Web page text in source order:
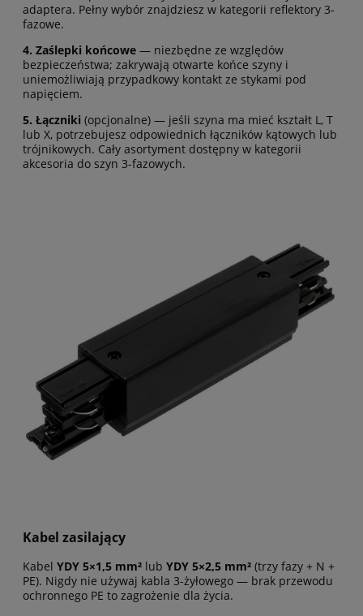
adaptera. Pełny wybór znajdziesz w kategorii reflektory 3-
fazowe.
4. Zaślepki końcowe — niezbędne ze względów
bezpieczeństwa; zakrywają otwarte końce szyny i
uniemożliwiają przypadkowy kontakt ze stykami pod
napięciem.
5. Łączniki (opcjonalne) — jeśli szyna ma mieć kształt L, T
lub X, potrzebujesz odpowiednich łączników kątowych lub
trójnikowych. Cały asortyment dostępny w kategorii
akcesoria do szyn 3-fazowych.
Kabel zasilający
Kabel YDY 5×1,5 mm² lub YDY 5×2,5 mm² (trzy fazy + N +
PE). Nigdy nie używaj kabla 3-żyłowego — brak przewodu
ochronnego PE to zagrożenie dla życia.